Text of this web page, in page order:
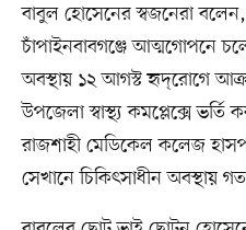
বাবুল হোসেনের স্বজনেরা
চাঁপাইনবাবগঞ্জে আত্মগোপনে
অবস্থায় ১২ আগস্ট হৃদ্‌রোগে
উপজেলা স্বাস্থ্য কমপ্লেক্সে
রাজশাহী মেডিকেল কলেজ
সেখানে চিকিৎসাধীন অবস্থায়